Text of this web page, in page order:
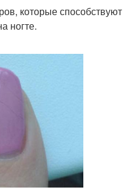
которые способствуют
ногте.